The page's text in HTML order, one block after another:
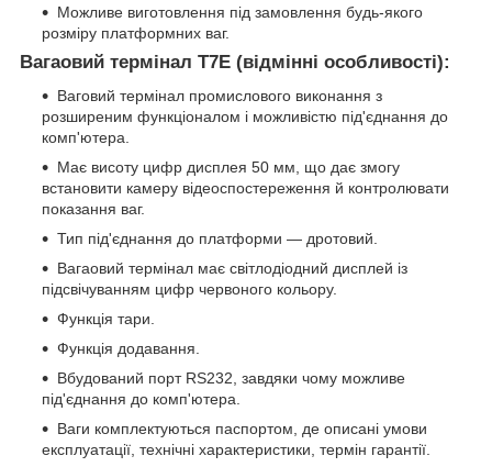
Можливе виготовлення під замовлення будь-якого
розміру платформних ваг.
Вагаовий термінал T7E (відмінні особливості):
Ваговий термінал промислового виконання з
розширеним функціоналом і можливістю під'єднання до
комп'ютера.
Має висоту цифр дисплея 50 мм, що дає змогу
встановити камеру відеоспостереження й контролювати
показання ваг.
Тип під'єднання до платформи — дротовий.
Вагаовий термінал має світлодіодний дисплей із
підсвічуванням цифр червоного кольору.
Функція тари.
Функція додавання.
Вбудований порт RS232, завдяки чому можливе
під'єднання до комп'ютера.
Ваги комплектуються паспортом, де описані умови
експлуатації, технічні характеристики, термін гарантії.